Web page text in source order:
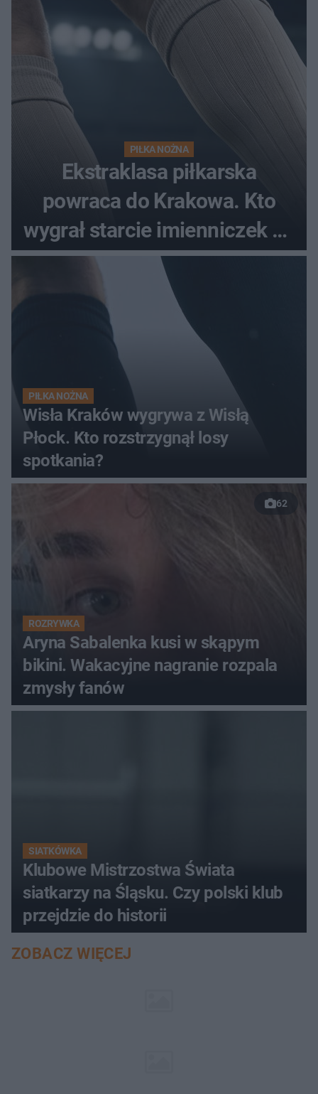
PIŁKA NOŻNA
Ekstraklasa piłkarska
powraca do Krakowa. Kto
wygrał starcie imienniczek na
pełnym stadionie
PIŁKA NOŻNA
Wisła Kraków wygrywa z Wisłą
Płock. Kto rozstrzygnął losy
spotkania?
62
ROZRYWKA
Aryna Sabalenka kusi w skąpym
bikini. Wakacyjne nagranie rozpala
zmysły fanów
SIATKÓWKA
Klubowe Mistrzostwa Świata
siatkarzy na Śląsku. Czy polski klub
przejdzie do historii
ZOBACZ WIĘCEJ